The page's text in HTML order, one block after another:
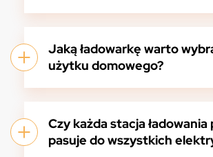
Jaką ładowarkę warto
użytku domowego?
Czy każda stacja ładowania
pasuje do wszystkich